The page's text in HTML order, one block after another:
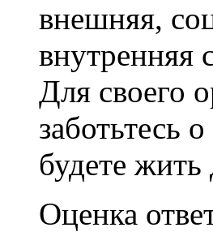
внешняя,
внутренняя
Для своего
заботьтесь
будете жить
Оценка